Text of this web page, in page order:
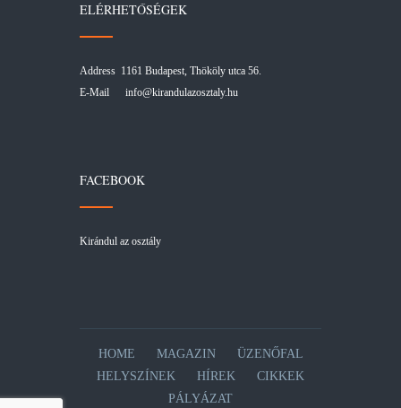
ELÉRHETŐSÉGEK
Address 1161 Budapest, Thököly utca 56.
E-Mail info@kirandulazosztaly.hu
FACEBOOK
Kirándul az osztály
HOME MAGAZIN
ÜZENŐFAL
HELYSZÍNEK
HÍREK
CIKKEK
PÁLYÁZAT